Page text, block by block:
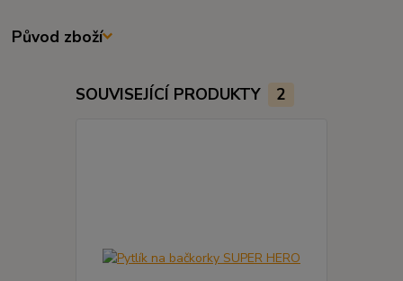
Původ zboží
SOUVISEJÍCÍ PRODUKTY 2